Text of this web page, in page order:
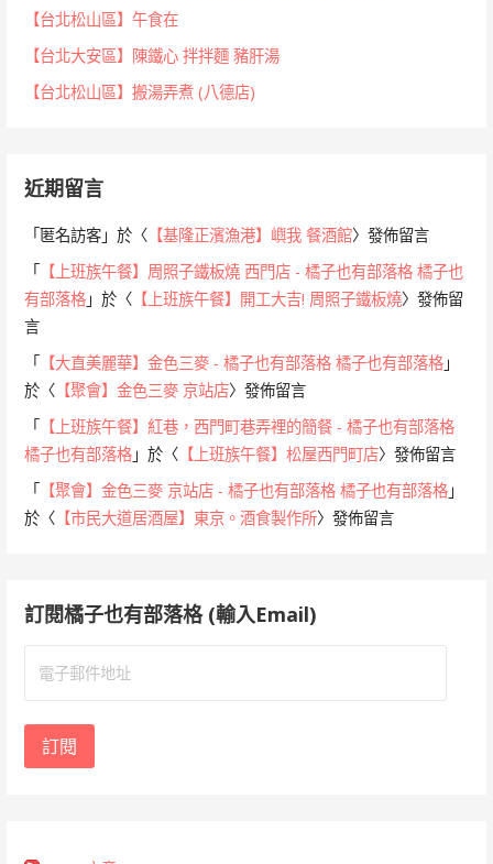
【台北松山區】午食在
【台北大安區】陳鐵心 拌拌麵 豬肝湯
【台北松山區】搬湯弄煮 (八德店)
近期留言
「匿名訪客 」於〈 【基隆正濱漁港】嶼我 餐酒館〉發佈留言
「 【上班族午餐】周照子鐵板燒 西門店 - 橘子也有部落格 橘子也
有部落格 」於〈 【上班族午餐】開工大吉! 周照子鐵板燒〉發佈留
言
「 【大直美麗華】金色三麥 - 橘子也有部落格 橘子也有部落格 」
於〈 【聚會】金色三麥 京站店〉發佈留言
「 【上班族午餐】紅巷，西門町巷弄裡的簡餐 - 橘子也有部落格
橘子也有部落格 」於〈 【上班族午餐】松屋西門町店〉發佈留言
「 【聚會】金色三麥 京站店 - 橘子也有部落格 橘子也有部落格 」
於〈 【市民大道居酒屋】東京。酒食製作所〉發佈留言
訂閱橘子也有部落格 (輸入Email)
地
訂閱